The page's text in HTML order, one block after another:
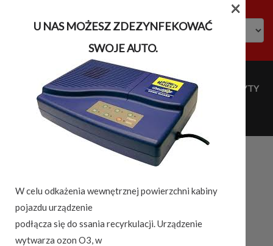
TAURUS ALTRO 500 XL
BAGAŻNIKI SAMOCHODOWE
UCHWYTY
NA NARTY
BOXY TAURUS
ALTRO 500 XL
TAURUS ALTRO 500 XL
U NAS MOŻESZ ZDEZYNFEKOWAĆ
SWOJE AUTO.
W celu odkażenia wewnętrznej powierzchni kabiny
pojazdu urządzenie
podłącza się do ssania recyrkulacji. Urządzenie
wytwarza ozon O3, w
×